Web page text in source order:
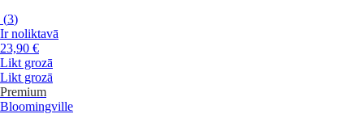
(3)
Ir noliktavā
23,90 €
Likt grozā
Likt grozā
Premium
Bloomingville